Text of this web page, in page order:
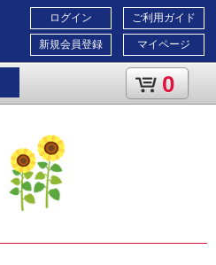
ご利用ガイド
マイページ
ログイン
新規会員登録
0